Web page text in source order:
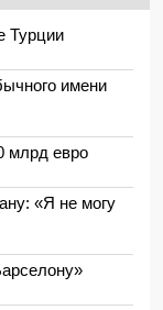
Турции
имени
млрд евро
«Я не могу